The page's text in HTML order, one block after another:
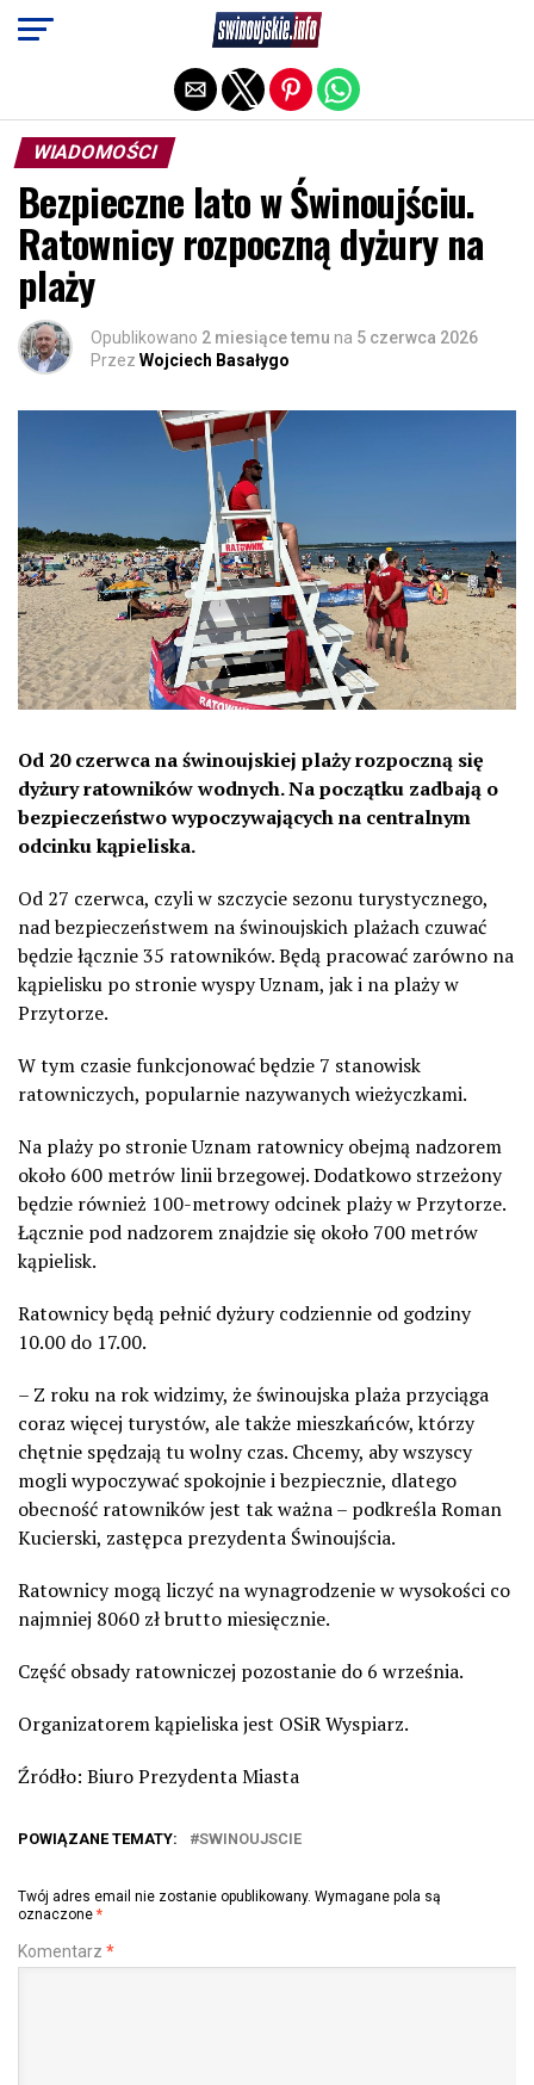
WIADOMOŚCI
Bezpieczne lato w Świnoujściu.
Ratownicy rozpoczną dyżury na
plaży
Opublikowano 2 miesiące temu na 5 czerwca 2026
Przez Wojciech Basałygo
Od 20 czerwca na świnoujskiej plaży rozpoczną się
dyżury ratowników wodnych. Na początku zadbają o
bezpieczeństwo wypoczywających na centralnym
odcinku kąpieliska.
Od 27 czerwca, czyli w szczycie sezonu turystycznego,
nad bezpieczeństwem na świnoujskich plażach czuwać
będzie łącznie 35 ratowników. Będą pracować zarówno na
kąpielisku po stronie wyspy Uznam, jak i na plaży w
Przytorze.
W tym czasie funkcjonować będzie 7 stanowisk
ratowniczych, popularnie nazywanych wieżyczkami.
Na plaży po stronie Uznam ratownicy obejmą nadzorem
około 600 metrów linii brzegowej. Dodatkowo strzeżony
będzie również 100-metrowy odcinek plaży w Przytorze.
Łącznie pod nadzorem znajdzie się około 700 metrów
kąpielisk.
Ratownicy będą pełnić dyżury codziennie od godziny
10.00 do 17.00.
– Z roku na rok widzimy, że świnoujska plaża przyciąga
coraz więcej turystów, ale także mieszkańców, którzy
chętnie spędzają tu wolny czas. Chcemy, aby wszyscy
mogli wypoczywać spokojnie i bezpiecznie, dlatego
obecność ratowników jest tak ważna – podkreśla Roman
Kucierski, zastępca prezydenta Świnoujścia.
Ratownicy mogą liczyć na wynagrodzenie w wysokości co
najmniej 8060 zł brutto miesięcznie.
Część obsady ratowniczej pozostanie do 6 września.
Organizatorem kąpieliska jest OSiR Wyspiarz.
Źródło: Biuro Prezydenta Miasta
POWIĄZANE TEMATY: SWINOUJSCIE
Twój adres email nie zostanie opublikowany. Wymagane pola są
oznaczone *
Komentarz *
Exit mobile version